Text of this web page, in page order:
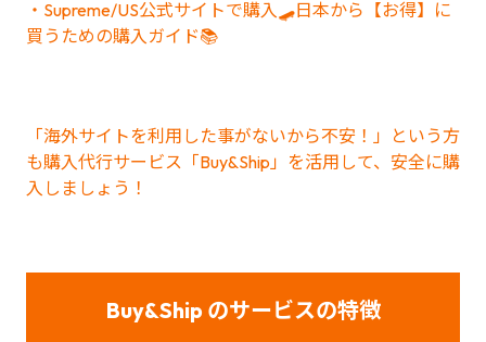
・Supreme/US公式サイトで購入🛹日本から【お得】に
買うための購入ガイド📚
「海外サイトを利用した事がないから不安！」という方
も購入代行サービス「Buy&Ship」を活用して、安全に購
入しましょう！
Buy&Ship のサービスの特徴